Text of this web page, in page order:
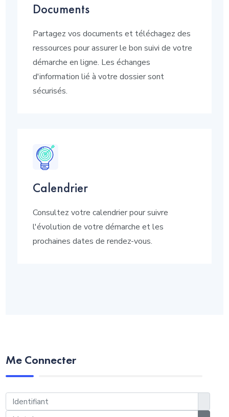
Documents
Partagez vos documents et téléchagez des
ressources pour assurer le bon suivi de votre
démarche en ligne. Les échanges
d'information lié à votre dossier sont
sécurisés.
Calendrier
Consultez votre calendrier pour suivre
l'évolution de votre démarche et les
prochaines dates de rendez-vous.
Me Connecter
Identifiant